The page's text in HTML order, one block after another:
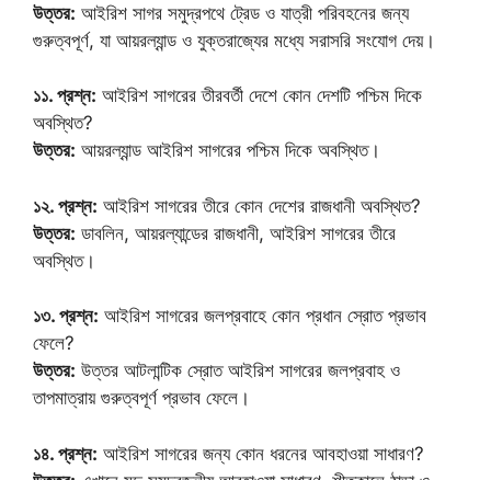
উত্তর: আইরিশ সাগর সমুদ্রপথে ট্রেড ও যাত্রী পরিবহনের জন্য
গুরুত্বপূর্ণ, যা আয়রল্যান্ড ও যুক্তরাজ্যের মধ্যে সরাসরি সংযোগ দেয়।
১১. প্রশ্ন: আইরিশ সাগরের তীরবর্তী দেশে কোন দেশটি পশ্চিম দিকে
অবস্থিত?
উত্তর: আয়রল্যান্ড আইরিশ সাগরের পশ্চিম দিকে অবস্থিত।
১২. প্রশ্ন: আইরিশ সাগরের তীরে কোন দেশের রাজধানী অবস্থিত?
উত্তর: ডাবলিন, আয়রল্যান্ডের রাজধানী, আইরিশ সাগরের তীরে
অবস্থিত।
১৩. প্রশ্ন: আইরিশ সাগরের জলপ্রবাহে কোন প্রধান স্রোত প্রভাব
ফেলে?
উত্তর: উত্তর আটলান্টিক স্রোত আইরিশ সাগরের জলপ্রবাহ ও
তাপমাত্রায় গুরুত্বপূর্ণ প্রভাব ফেলে।
১৪. প্রশ্ন: আইরিশ সাগরের জন্য কোন ধরনের আবহাওয়া সাধারণ?